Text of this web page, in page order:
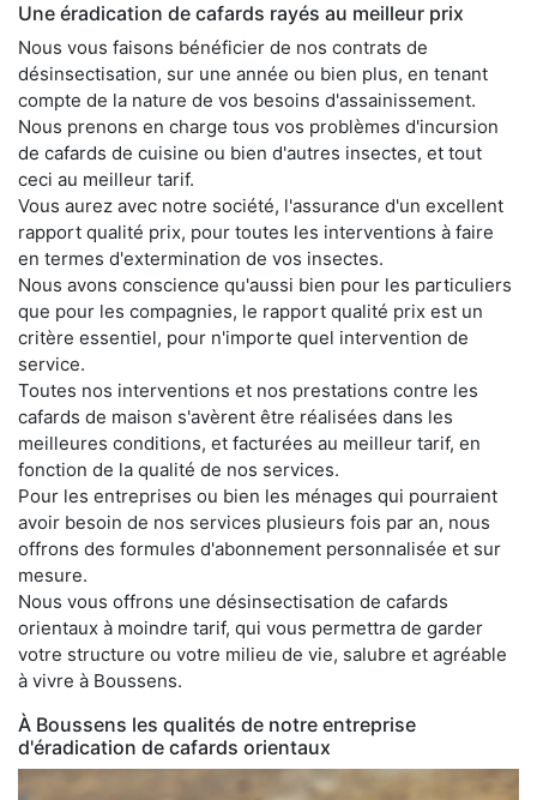
Une éradication de cafards rayés au meilleur prix
Nous vous faisons bénéficier de nos contrats de
désinsectisation, sur une année ou bien plus, en tenant
compte de la nature de vos besoins d'assainissement.
Nous prenons en charge tous vos problèmes d'incursion
de cafards de cuisine ou bien d'autres insectes, et tout
ceci au meilleur tarif.
Vous aurez avec notre société, l'assurance d'un excellent
rapport qualité prix, pour toutes les interventions à faire
en termes d'extermination de vos insectes.
Nous avons conscience qu'aussi bien pour les particuliers
que pour les compagnies, le rapport qualité prix est un
critère essentiel, pour n'importe quel intervention de
service.
Toutes nos interventions et nos prestations contre les
cafards de maison s'avèrent être réalisées dans les
meilleures conditions, et facturées au meilleur tarif, en
fonction de la qualité de nos services.
Pour les entreprises ou bien les ménages qui pourraient
avoir besoin de nos services plusieurs fois par an, nous
offrons des formules d'abonnement personnalisée et sur
mesure.
Nous vous offrons une désinsectisation de cafards
orientaux à moindre tarif, qui vous permettra de garder
votre structure ou votre milieu de vie, salubre et agréable
à vivre à Boussens.
À Boussens les qualités de notre entreprise
d'éradication de cafards orientaux